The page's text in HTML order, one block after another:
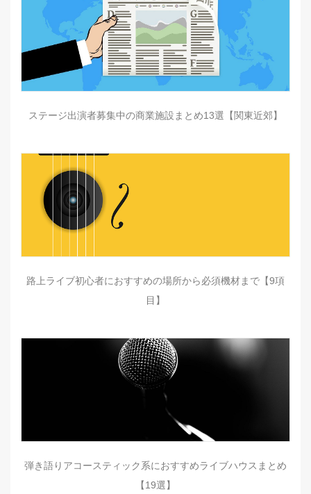
ステージ出演者募集中の商業施設まとめ13選【関東近郊】
路上ライブ初心者におすすめの場所から必須機材まで【9項
目】
弾き語りアコースティック系におすすめライブハウスまとめ
【19選】